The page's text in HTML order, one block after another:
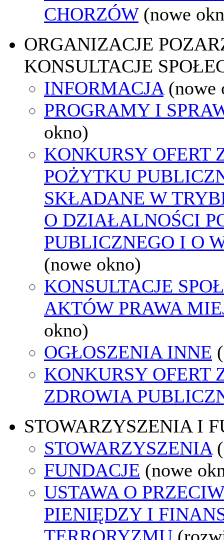
CHORZÓW (nowe
ORGANIZACJE
KONSULTACJE
INFORMACJA (nowe
PROGRAMY I
okno)
KONKURSY OFERT
POŻYTKU
SKŁADANE W
O DZIAŁALNOŚCI
PUBLICZNEGO I O
(nowe okno)
KONSULTACJE
AKTÓW PRAWA
okno)
OGŁOSZENIA INNE
KONKURSY OFERT
ZDROWIA
STOWARZYSZENIA I
STOWARZYSZENIA
FUNDACJE (nowe
USTAWA O
PIENIĘDZY I